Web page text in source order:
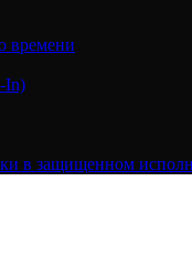
времени
In)
в защищенном